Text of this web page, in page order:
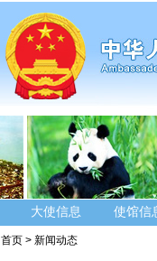
大使信息 使馆信
首页 > 新闻动态